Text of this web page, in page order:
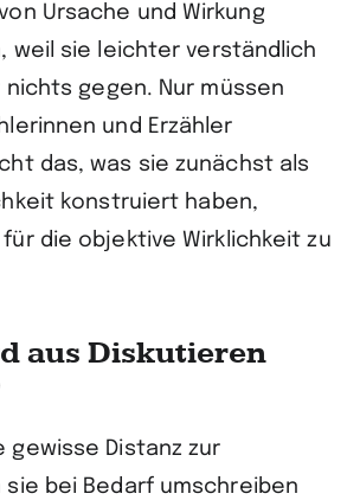
Ursache und Wirkung
weil sie leichter verständlich
nichts gegen. Nur müssen
und Erzähler
das, was sie zunächst als
konstruiert haben,
die objektive Wirklichkeit zu
aus Diskutieren
gewisse Distanz zur
sie bei Bedarf umschreiben